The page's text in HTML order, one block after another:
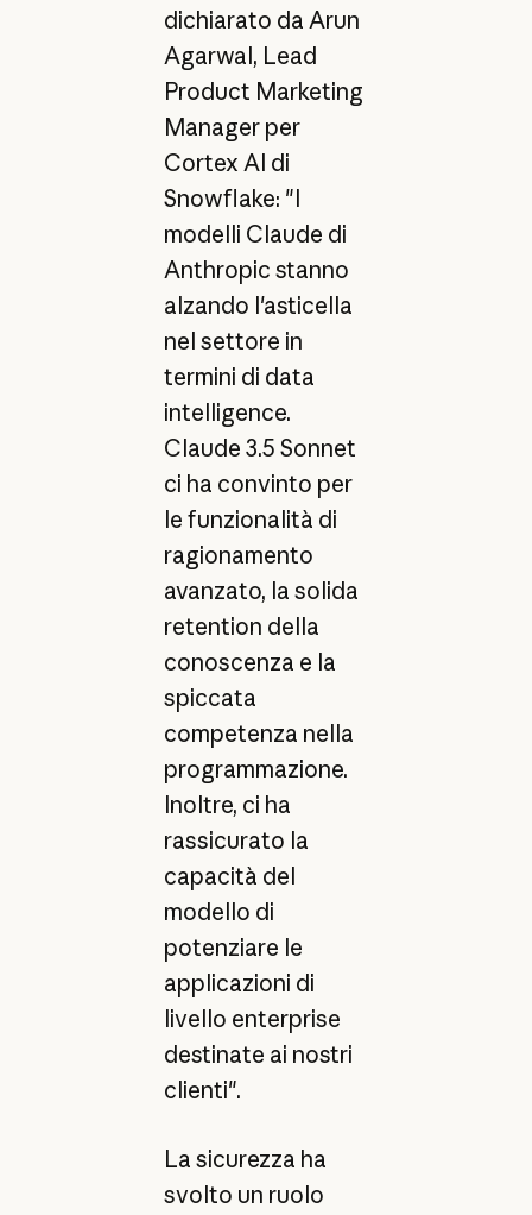
dichiarato da Arun
Agarwal, Lead
Product Marketing
Manager per
Cortex AI di
Snowflake: "I
modelli Claude di
Anthropic stanno
alzando l'asticella
nel settore in
termini di data
intelligence.
Claude 3.5 Sonnet
ci ha convinto per
le funzionalità di
ragionamento
avanzato, la solida
retention della
conoscenza e la
spiccata
competenza nella
programmazione.
Inoltre, ci ha
rassicurato la
capacità del
modello di
potenziare le
applicazioni di
livello enterprise
destinate ai nostri
clienti".
La sicurezza ha
svolto un ruolo